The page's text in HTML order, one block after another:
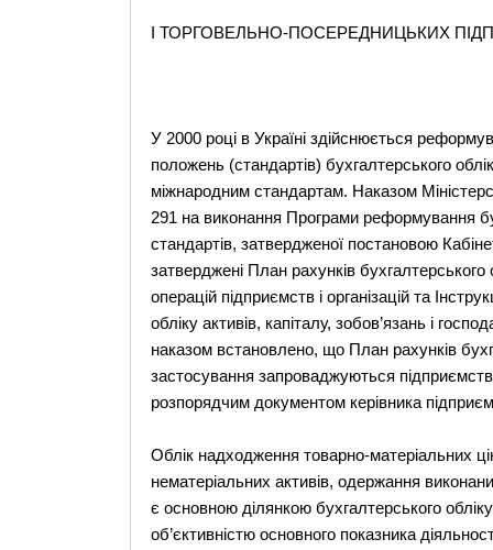
І ТОРГОВЕЛЬНО-ПОСЕРЕДНИЦЬКИХ
У 2000 році в Україні здійснюється
положень (стандартів) бухгалтерського
міжнародним стандартам. Наказом
291 на виконання Програми реформування
стандартів, затвердженої постановою
затверджені План рахунків бухгалтерського
операцій підприємств і організацій та
обліку активів, капіталу, зобов’язань і
наказом встановлено, що План рахунків
застосування запроваджуються
розпорядчим документом керівника
Облік надходження товарно-матеріальних
нематеріальних активів, одержання
є основною ділянкою бухгалтерського
об’єктивністю основного показника